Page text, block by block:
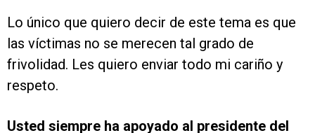
Lo único que quiero decir de este tema es que
las víctimas no se merecen tal grado de
frivolidad. Les quiero enviar todo mi cariño y
respeto.
Usted siempre ha apoyado al presidente del